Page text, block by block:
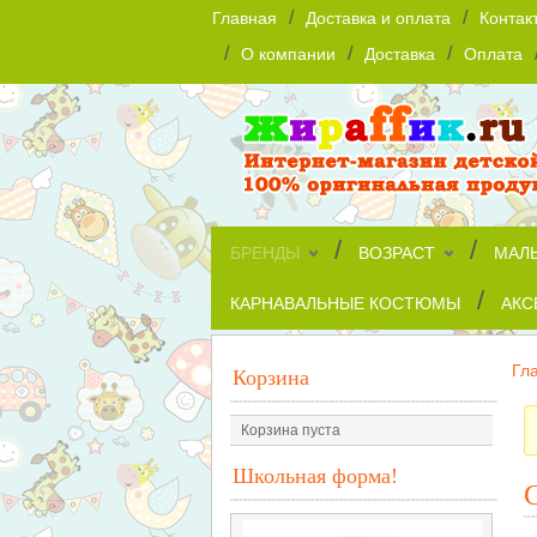
Главная / Доставка и оплата /
/ О компании / Доставка / Оплата
БРЕНДЫ / ВОЗРАСТ /
КАРНАВАЛЬНЫЕ КОСТЮМЫ /
Корзина
Корзина пуста
Школьная форма!